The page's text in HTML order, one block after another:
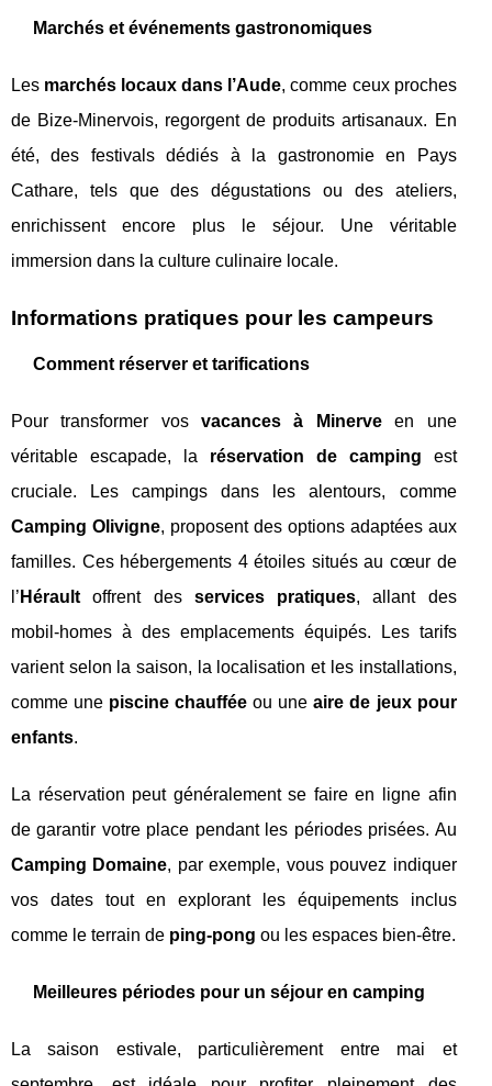
Marchés et événements gastronomiques
Les marchés locaux dans l’Aude, comme ceux proches
de Bize-Minervois, regorgent de produits artisanaux. En
été, des festivals dédiés à la gastronomie en Pays
Cathare, tels que des dégustations ou des ateliers,
enrichissent encore plus le séjour. Une véritable
immersion dans la culture culinaire locale.
Informations pratiques pour les campeurs
Comment réserver et tarifications
Pour transformer vosvacances à Minerveen une
véritable escapade, la réservation de camping est
cruciale. Les campings dans les alentours, comme
Camping Olivigne, proposent des options adaptées aux
familles. Ces hébergements 4 étoiles situés au cœur de
l’ Hérault offrent des services pratiques, allant des
mobil-homes à des emplacements équipés. Les tarifs
varient selon la saison, la localisation et les installations,
comme une piscine chauffée ou uneaire de jeux pour
enfants.
La réservation peut généralement se faire en ligne afin
de garantir votre place pendant les périodes prisées. Au
Camping Domaine, par exemple, vous pouvez indiquer
vos dates tout en explorant les équipements inclus
comme le terrain de ping-pong ou les espaces bien-être.
Meilleures périodes pour un séjour en camping
La saison estivale, particulièrement entre mai et